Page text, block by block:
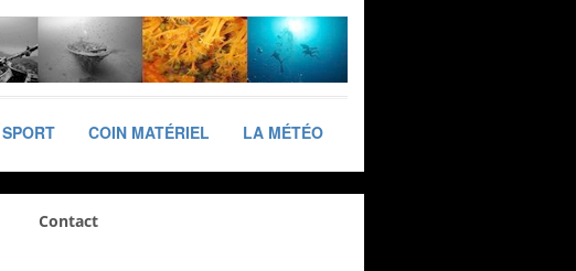
SPORT COIN MATÉRIEL LA MÉTÉO
Contact